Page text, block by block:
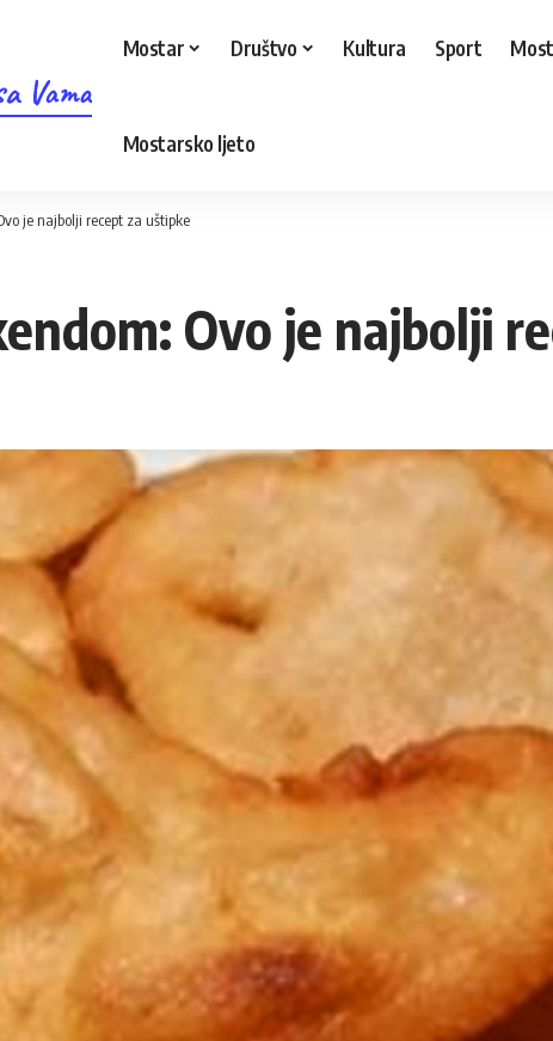
Vama
Mostar Društvo Kultura Sport
Mostarsko ljeto
je najbolji recept za uštipke
Ovo je najbolji